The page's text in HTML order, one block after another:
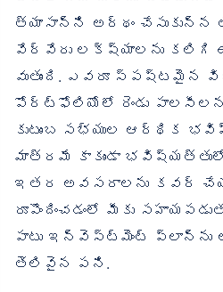
త్యాసాన్ని అర్థం చేసుకున్న
వేర్వేరు లక్ష్యాలను
వుతుంది. ఎవరూ స్పష్టమైన
పోర్ట్‌ఫోలియోలో రెండు
కుటుంబ సభ్యుల ఆర్థిక
మాత్రమే కాకుండా
ఇతర అవసరాలను కవర్
రూపొందించడంలో మీకు
పాటు ఇన్వెస్ట్‌మెంట్ ప్లాన్‌ను
తెలివైన పని.